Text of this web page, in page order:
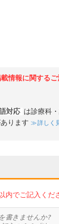
載情報に関するご
対応 は診療科
ります
詳しく
内でご記入くだ